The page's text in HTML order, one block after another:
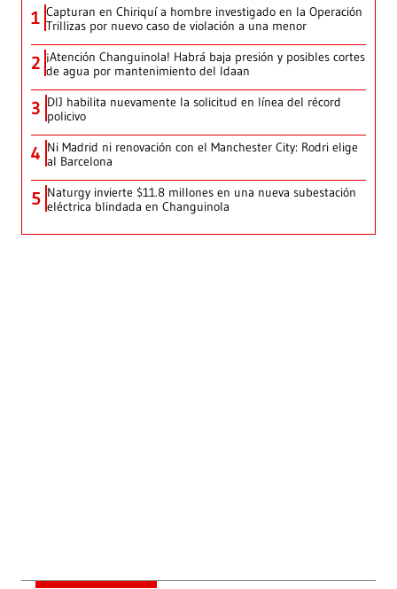
1 Capturan en Chiriquí a hombre investigado en la Operación
Trillizas por nuevo caso de violación a una menor
2 ¡Atención Changuinola! Habrá baja presión y posibles cortes
de agua por mantenimiento del Idaan
3 DIJ habilita nuevamente la solicitud en línea del récord
policivo
4 Ni Madrid ni renovación con el Manchester City: Rodri elige
al Barcelona
5 Naturgy invierte $11.8 millones en una nueva subestación
eléctrica blindada en Changuinola